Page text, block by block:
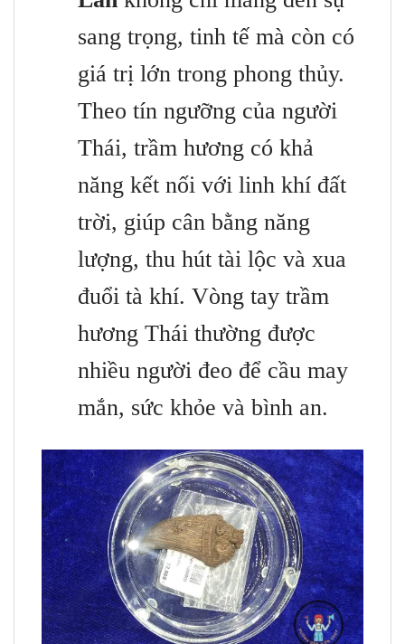
sang trọng, tinh tế mà còn có
giá trị lớn trong phong thủy.
Theo tín ngưỡng của người
Thái, trầm hương có khả
năng kết nối với linh khí đất
trời, giúp cân bằng năng
lượng, thu hút tài lộc và xua
đuổi tà khí. Vòng tay trầm
hương Thái thường được
nhiều người đeo để cầu may
mắn, sức khỏe và bình an.